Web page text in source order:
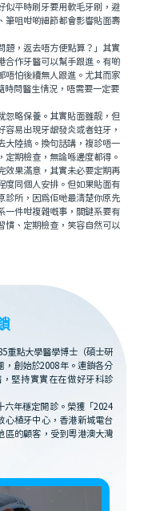
似平時刷牙要用軟毛牙刷，避
筆咀咁啲細節都會影響貼面壽
，返去唔方便點算？」其實
合作牙醫可以幫手跟進。有啲
唔怕後續無人跟進。尤其而家
問醫生情況，唔需要一定要
略保養。其實貼面雖靓，但
易出現牙龈發炎或者蛀牙，
大陸搞。換句話講，複診唔一
定期檢查，無論喺邊度都得。
果滿意，其實未必要定期再
度同個人安排。但如果貼面有
診所，因爲佢哋最清楚你原先
一件咁複雜嘅事，關鍵系要有
慣、定期檢查，笑容自然可以
重點大學醫學博士（碩士研
，創始於2008年。連鎖各分
堅持實實在在做好牙科診
年穩定開診。榮獲「2024
心植牙中心，香港新城電台
區的顧客，受到粵港澳大灣